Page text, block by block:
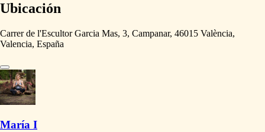
Ubicación
Carrer de l'Escultor Garcia Mas, 3, Campanar, 46015 València,
Valencia, España
María I